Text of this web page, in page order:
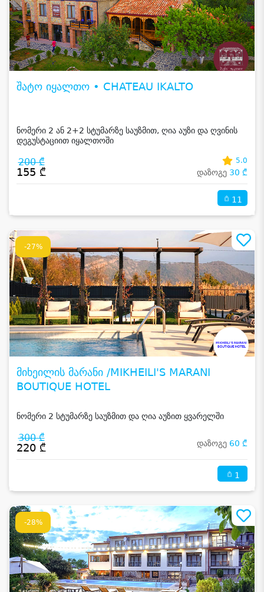
შატო იყალთო • CHATEAU IKALTO
ნომერი 2 ან 2+2 სტუმარზე საუზმით, ღია აუზი და ღვინის
დეგუსტაციით იყალთოში
200 ₾
155 ₾
5.0
დაზოგე 30 ₾
11
-27%
მიხეილის მარანი /MIKHEILI'S MARANI
BOUTIQUE HOTEL
ნომერი 2 სტუმარზე საუზმით და ღია აუზით ყვარელში
300 ₾
220 ₾ დაზოგე 60 ₾
1
-28%